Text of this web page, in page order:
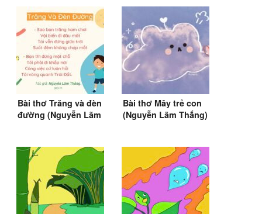
Bài thơ Trăng và đèn
đường (Nguyễn Lãm
Bài thơ Mây trẻ con
(Nguyễn Lãm Thắng)